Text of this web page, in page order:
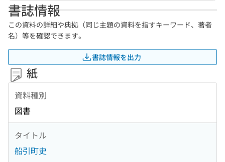
書誌情報
この資料の詳細や典拠（同じ主題の資料を指すキーワード、著者
名）等を確認できます。
書誌情報を出力
紙
資料種別
図書
タイトル
船引町史